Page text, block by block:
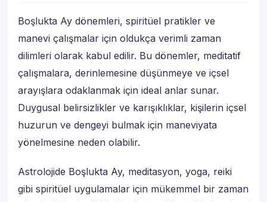
Boşlukta Ay dönemleri, spiritüel pratikler ve
manevi çalışmalar için oldukça verimli zaman
dilimleri olarak kabul edilir. Bu dönemler, meditatif
çalışmalara, derinlemesine düşünmeye ve içsel
arayışlara odaklanmak için ideal anlar sunar.
Duygusal belirsizlikler ve karışıklıklar, kişilerin içsel
huzurun ve dengeyi bulmak için maneviyata
yönelmesine neden olabilir.
Astrolojide Boşlukta Ay, meditasyon, yoga, reiki
gibi spiritüel uygulamalar için mükemmel bir zaman